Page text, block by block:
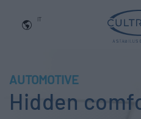
IT
PRODOTTI
APPLICAZIONI
AUTOMOTIVE
Hidden